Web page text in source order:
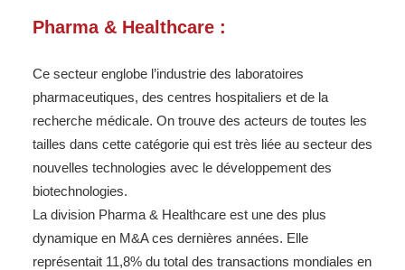
Pharma & Healthcare :
Ce secteur englobe l’industrie des laboratoires
pharmaceutiques, des centres hospitaliers et de la
recherche médicale. On trouve des acteurs de toutes les
tailles dans cette catégorie qui est très liée au secteur des
nouvelles technologies avec le développement des
biotechnologies.
La division Pharma & Healthcare est une des plus
dynamique en M&A ces dernières années. Elle
représentait 11,8% du total des transactions mondiales en